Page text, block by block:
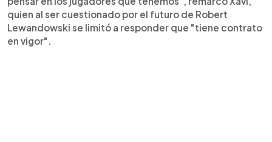
quien al ser cuestionado por el futuro de Robert
Lewandowski se limitó a responder que "tiene contrato
en vigor".